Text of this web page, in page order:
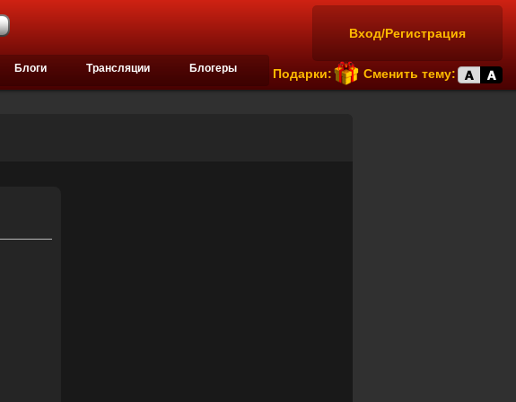
Вход/Регистрация
Подарки: Сменить тему:
Блоги Трансляции Блогеры